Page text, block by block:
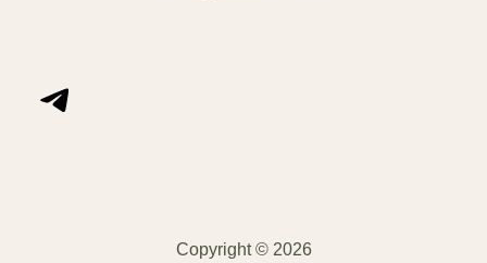
Telegram
Copyright © 2026